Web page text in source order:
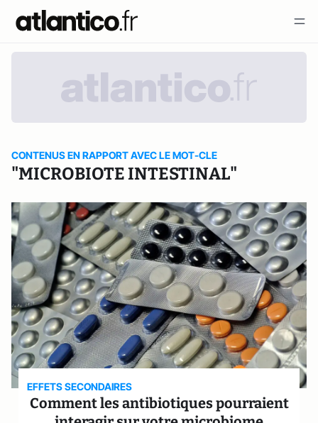
CONTENUS EN RAPPORT AVEC LE MOT-CLE
"MICROBIOTE INTESTINAL"
EFFETS SECONDAIRES
Comment les antibiotiques pourraient